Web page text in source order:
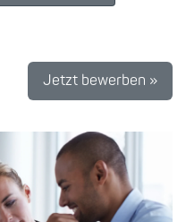
Jetzt bewerben »